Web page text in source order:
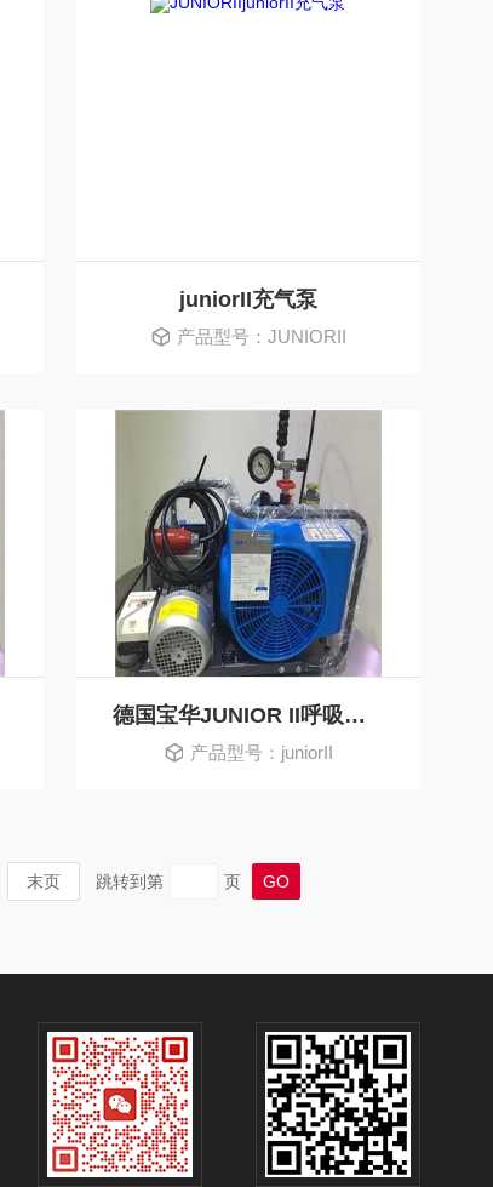
juniorII充气泵
产品型号：JUNIORII
德国宝华JUNIOR II呼吸器充气泵N28355-1
产品型号：juniorII
末页 跳转到第 页